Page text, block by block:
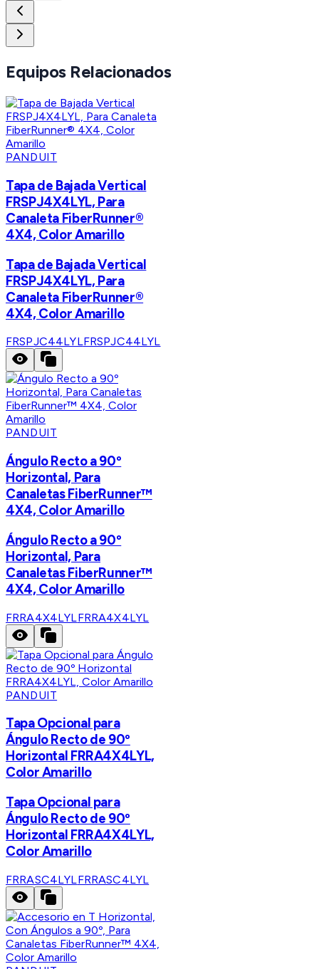
Equipos Relacionados
PANDUIT
Tapa de Bajada Vertical
FRSPJ4X4LYL, Para
Canaleta FiberRunner®
4X4, Color Amarillo
Tapa de Bajada Vertical
FRSPJ4X4LYL, Para
Canaleta FiberRunner®
4X4, Color Amarillo
FRSPJC44LYLFRSPJC44LYL
PANDUIT
Ángulo Recto a 90º
Horizontal, Para
Canaletas FiberRunner™
4X4, Color Amarillo
Ángulo Recto a 90º
Horizontal, Para
Canaletas FiberRunner™
4X4, Color Amarillo
FRRA4X4LYLFRRA4X4LYL
PANDUIT
Tapa Opcional para
Ángulo Recto de 90º
Horizontal FRRA4X4LYL,
Color Amarillo
Tapa Opcional para
Ángulo Recto de 90º
Horizontal FRRA4X4LYL,
Color Amarillo
FRRASC4LYLFRRASC4LYL